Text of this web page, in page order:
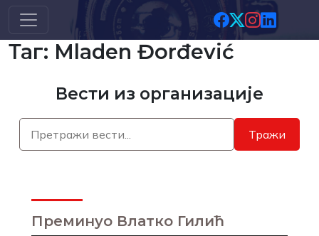
Скип то маин цонтент
Таг: Mladen Đorđević
Вести из организације
Тражи
Преминуо Влатко Гилић